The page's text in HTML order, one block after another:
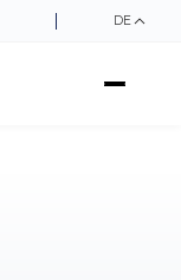
DE